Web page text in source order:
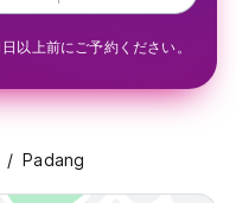
以上前にご予約ください。
Padang